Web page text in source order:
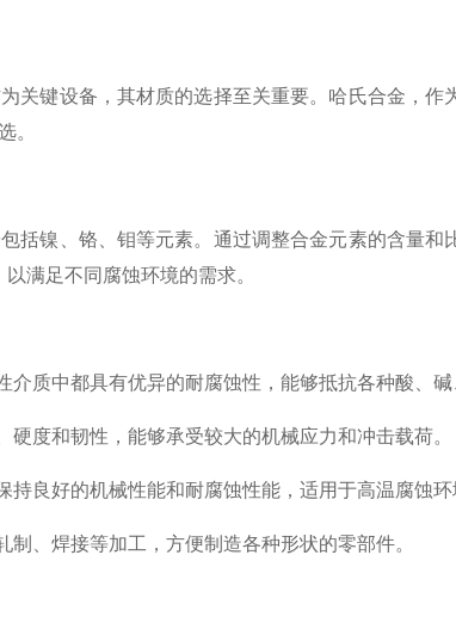
键设备，其材质的选择至关重要。哈氏合金，作
。
镍、铬、钼等元素。通过调整合金元素的含量和
满足不同腐蚀环境的需求。
中都具有优异的耐腐蚀性，能够抵抗各种酸、碱
和韧性，能够承受较大的机械应力和冲击载荷。
好的机械性能和耐腐蚀性能，适用于高温腐蚀环
、焊接等加工，方便制造各种形状的零部件。